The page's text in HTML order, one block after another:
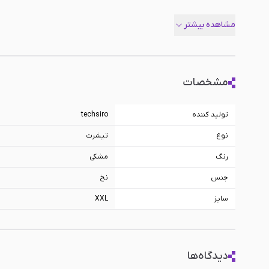
Orange - مشکی سایز XXL از دسته
هویت و علاقه‌ی خودمان را در دنیای بیرون از مانیتورها نیز زنده نگه
مشاهده بیشتر
مشخصات
تولید کننده techsiro
نوع تیشرت
رنگ مشکی
جنس نخ
سایز XXL
دیدگاه‌ها